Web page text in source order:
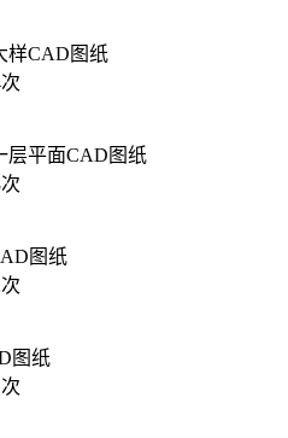
样CAD图纸
层平面CAD图纸
图纸
图纸